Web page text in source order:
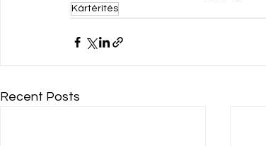
Kártérítés
Recent Posts